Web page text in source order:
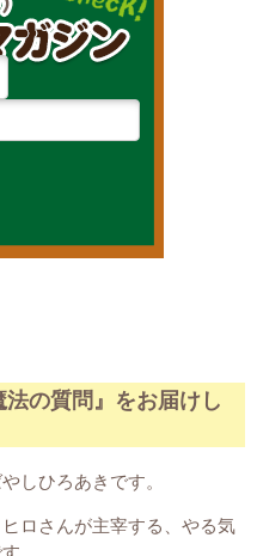
の質問』をお届けし
しひろあきです。
ロさんが主宰する、やる気